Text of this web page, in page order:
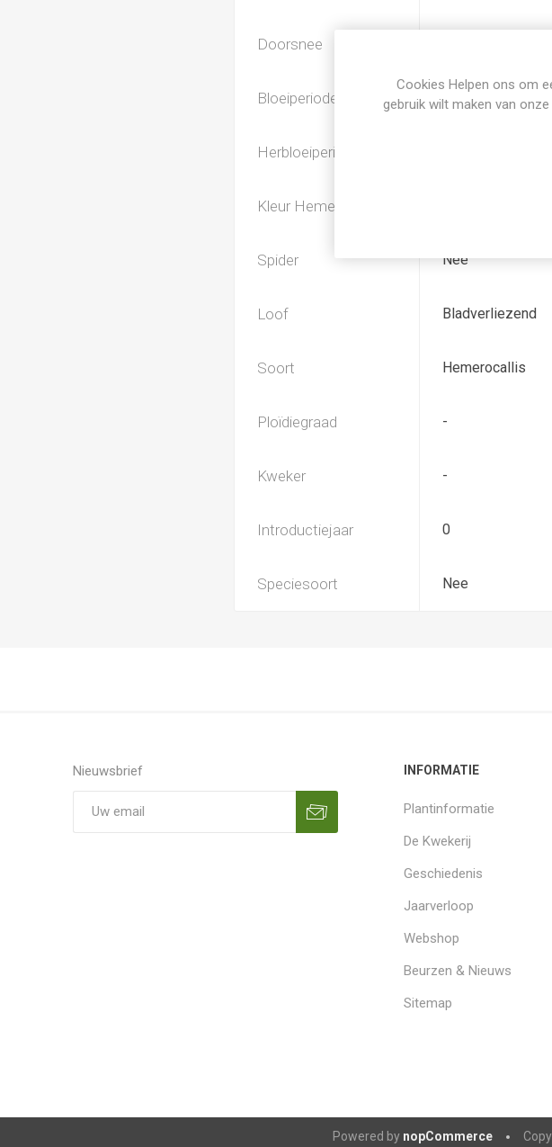
Doorsnee
Bloeiperiode Juli
Herbloeiperiode
Kleur Hemerocallis
Spider Nee
Loof Bladverliezend
Soort Hemerocallis
Ploïdiegraad -
Kweker -
Introductiejaar 0
Speciesoort Nee
Nieuwsbrief INFORMATIE
Plantinformatie
De Kwekerij
Geschiedenis
Jaarverloop
Webshop
Beurzen & Nieuws
Sitemap
Powered by nopCommerce
Cookies Helpen ons om
gebruik wilt maken van